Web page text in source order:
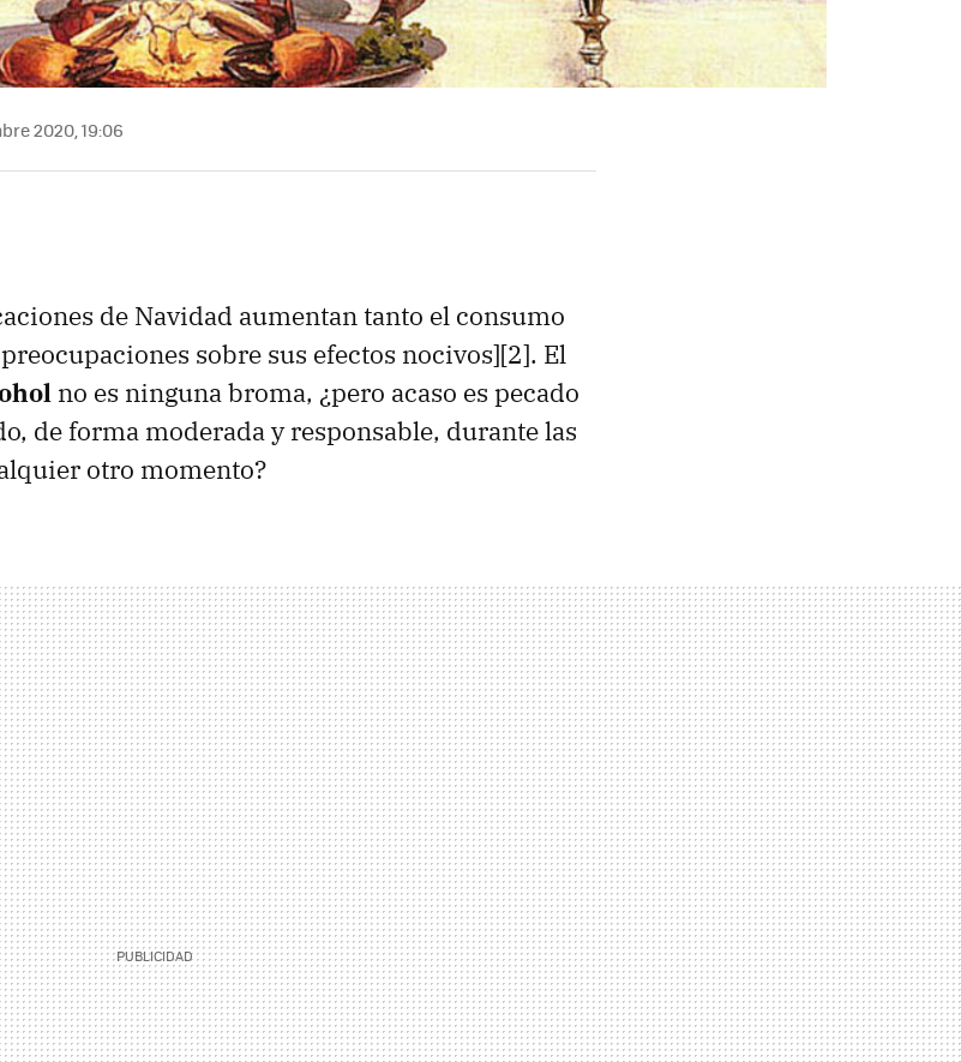
2020, 19:06
de Navidad aumentan tanto el consumo
sobre sus efectos nocivos][2]. El
no es ninguna broma, ¿pero acaso es pecado
de forma moderada y responsable, durante las
otro momento?